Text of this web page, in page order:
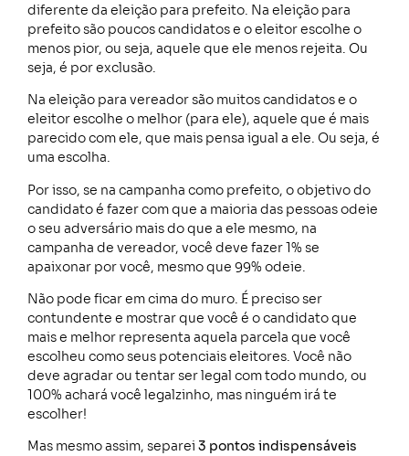
diferente da eleição para prefeito. Na eleição para
prefeito são poucos candidatos e o eleitor escolhe o
menos pior, ou seja, aquele que ele menos rejeita. Ou
seja, é por exclusão.
Na eleição para vereador são muitos candidatos e o
eleitor escolhe o melhor (para ele), aquele que é mais
parecido com ele, que mais pensa igual a ele. Ou seja, é
uma escolha.
Por isso, se na campanha como prefeito, o objetivo do
candidato é fazer com que a maioria das pessoas odeie
o seu adversário mais do que a ele mesmo, na
campanha de vereador, você deve fazer 1% se
apaixonar por você, mesmo que 99% odeie.
Não pode ficar em cima do muro. É preciso ser
contundente e mostrar que você é o candidato que
mais e melhor representa aquela parcela que você
escolheu como seus potenciais eleitores. Você não
deve agradar ou tentar ser legal com todo mundo, ou
100% achará você legalzinho, mas ninguém irá te
escolher!
Mas mesmo assim, separei 3 pontos indispensáveis